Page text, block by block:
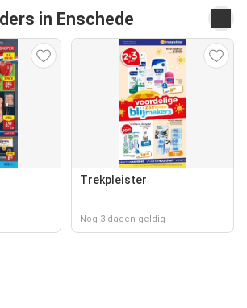
in Enschede
Trekpleister
Nog 3 dagen geldig